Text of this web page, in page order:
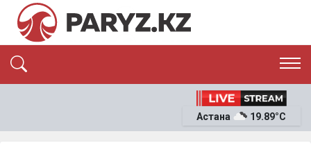
ЭКОНОМИКА
Астана 19.89°C